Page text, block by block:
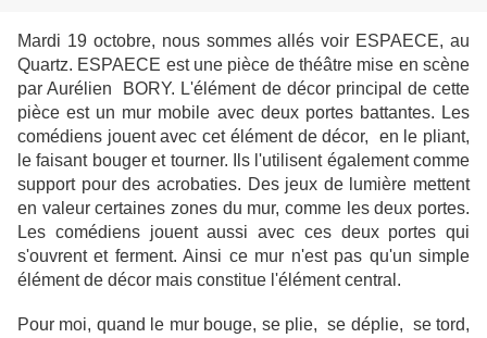
Mardi 19 octobre, nous sommes allés voir ESPAECE, au
Quartz. ESPAECE est une pièce de théâtre mise en scène
par Aurélien BORY. L'élément de décor principal de cette
pièce est un mur mobile avec deux portes battantes. Les
comédiens jouent avec cet élément de décor, en le pliant,
le faisant bouger et tourner. Ils l'utilisent également comme
support pour des acrobaties. Des jeux de lumière mettent
en valeur certaines zones du mur, comme les deux portes.
Les comédiens jouent aussi avec ces deux portes qui
s'ouvrent et ferment. Ainsi ce mur n'est pas qu'un simple
élément de décor mais constitue l'élément central.
Pour moi, quand le mur bouge, se plie, se déplie, se tord,